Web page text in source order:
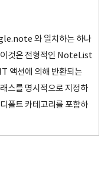
와 일치하는 하나
이것은 전형적인 NoteList
액션에 의해 반환되는
스를 명시적으로 지정하
폴트 카테고리를 포함하